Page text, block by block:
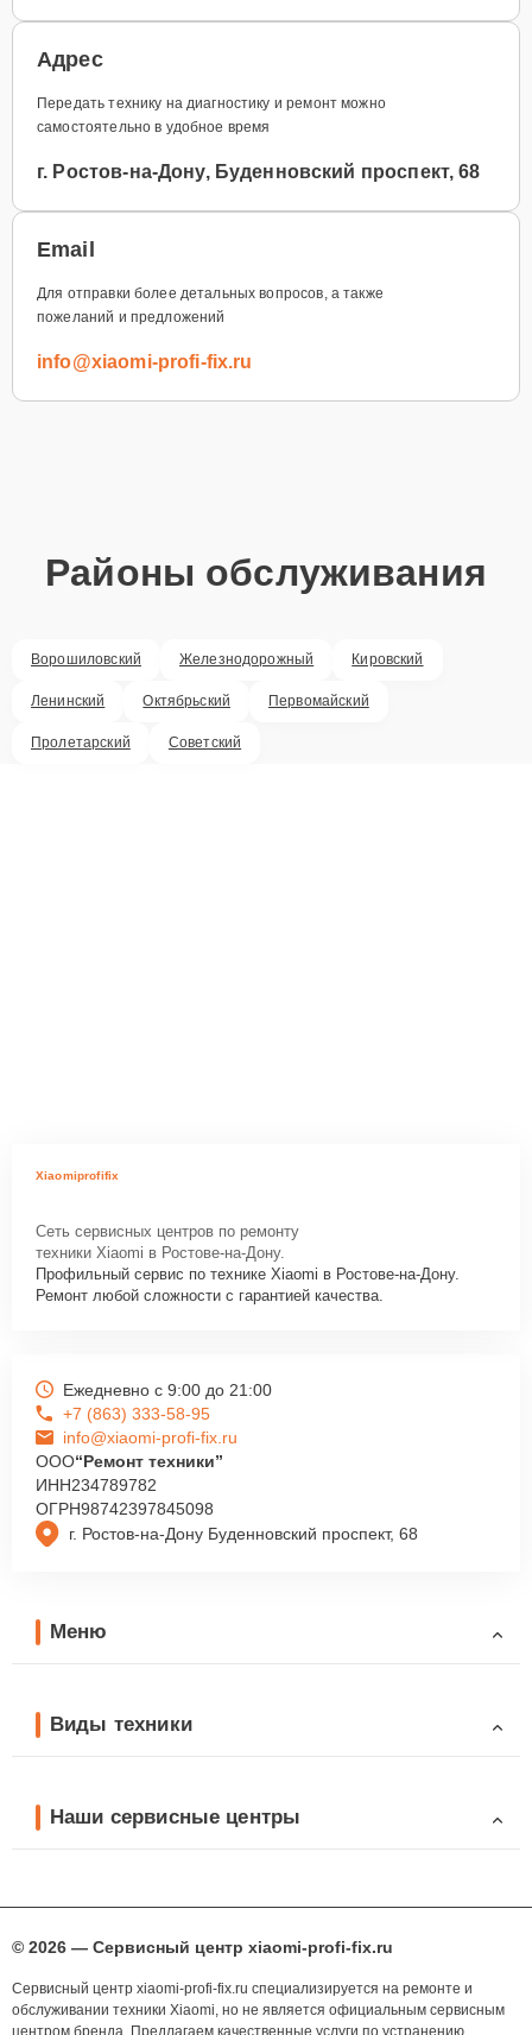
Адрес
Передать технику на диагностику и ремонт можно
самостоятельно в удобное время
г. Ростов-на-Дону, Буденновский проспект, 68
Email
Для отправки более детальных вопросов, а также
пожеланий и предложений
info@xiaomi-profi-fix.ru
Районы обслуживания
Ворошиловский Железнодорожный Кировский
Ленинский Октябрьский Первомайский
Пролетарский Советский
Xiaomiprofifix
Сеть сервисных центров по ремонту
техники Xiaomi в Ростове-на-Дону.
Профильный сервис по технике Xiaomi в Ростове-на-Дону.
Ремонт любой сложности с гарантией качества.
г. Ростов-на-Дону Буденновский проспект, 68
Ежедневно с 9:00 до 21:00
+7 (863) 333-58-95
info@xiaomi-profi-fix.ru
ООО“Ремонт техники”
ИНН234789782
ОГРН98742397845098
Меню
Виды техники
Наши сервисные центры
© 2026 — Сервисный центр xiaomi-profi-fix.ru
Сервисный центр xiaomi-profi-fix.ru специализируется на ремонте и
обслуживании техники Xiaomi, но не является официальным сервисным
центром бренда. Предлагаем качественные услуги по устранению